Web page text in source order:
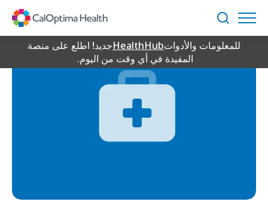
Content
بحث
جديد! اطلع على منصةHealthHubللمعلومات والأدوات
المفيدة في أي وقت من اليوم.